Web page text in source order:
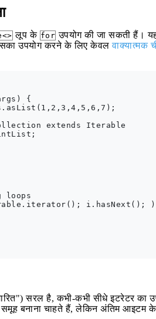
लूप के for उपयोग की जा सकती हैं।
उपयोग करने के लिए केवलवाक्यात्मक
{
extends Iterable
loops
i.hasNext(); )
सरल है, कभी-कभी सीधे इटरेटर का
बनाना चाहते हैं, लेकिन अंतिम आइटम के